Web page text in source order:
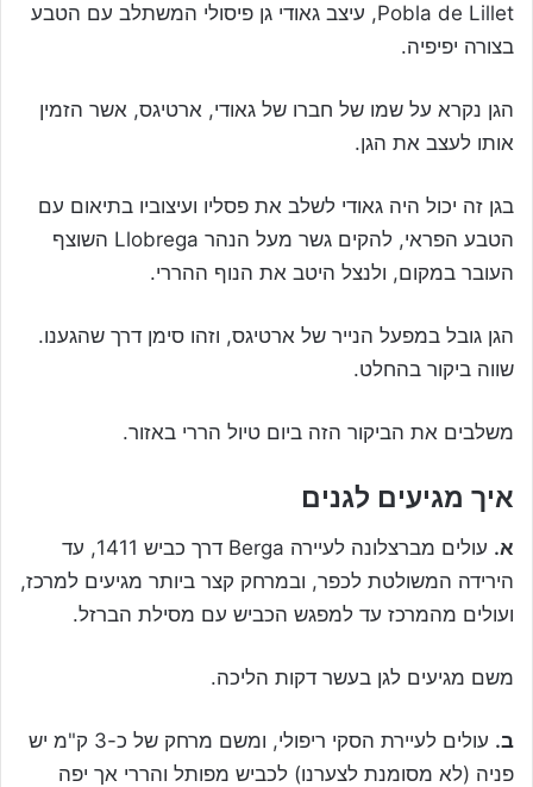
Pobla de Lillet, עיצב גאודי גן פיסולי המשתלב עם הטבע
בצורה יפיפיה.
הגן נקרא על שמו של חברו של גאודי, ארטיגס, אשר הזמין
אותו לעצב את הגן.
בגן זה יכול היה גאודי לשלב את פסליו ועיצוביו בתיאום עם
הטבע הפראי, להקים גשר מעל הנהר Llobrega השוצף
העובר במקום, ולנצל היטב את הנוף ההררי.
הגן גובל במפעל הנייר של ארטיגס, וזהו סימן דרך שהגענו.
שווה ביקור בהחלט.
משלבים את הביקור הזה ביום טיול הררי באזור.
איך מגיעים לגנים
א.
עולים מברצלונה לעיירה Berga דרך כביש 1411, עד
הירידה המשולטת לכפר, ובמרחק קצר ביותר מגיעים למרכז,
ועולים מהמרכז עד למפגש הכביש עם מסילת הברזל.
משם מגיעים לגן בעשר דקות הליכה.
ב.
עולים לעיירת הסקי ריפולי, ומשם מרחק של כ-3 ק"מ יש
פניה (לא מסומנת לצערנו) לכביש מפותל והררי אך יפה